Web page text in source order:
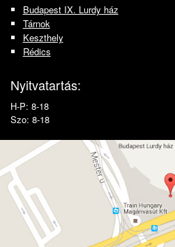
Budapest IX. Lurdy ház
Tárnok
Keszthely
Rédics
Nyitvatartás:
H-P: 8-18
Szo: 8-18